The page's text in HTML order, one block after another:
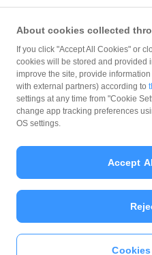
・詐欺等の疑いがある送る・
問い合わせ種別*
About cookies collected
If you click "Accept All Cookies" or
cookies will be stored and provided
improve the site, provide
with external partners) according to
settings at any time from "Cookie
change app tracking preferences
OS settings.
Accept